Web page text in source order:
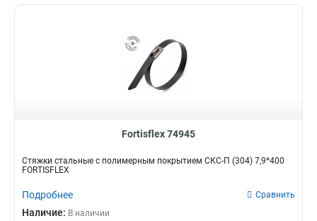
Fortisflex 74945
Стяжки стальные с полимерным покрытием СКС-П (304) 7,9*400
FORTISFLEX
Подробнее Сравнить
Наличие: В наличии